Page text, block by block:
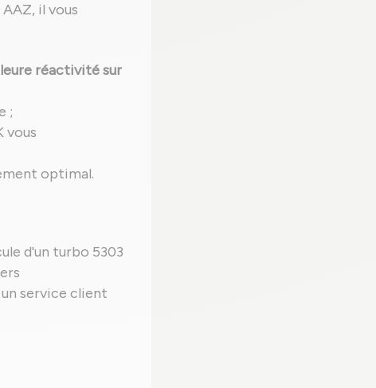
il vous
réactivité sur
;
vous
optimal.
d'un turbo 5303
service client